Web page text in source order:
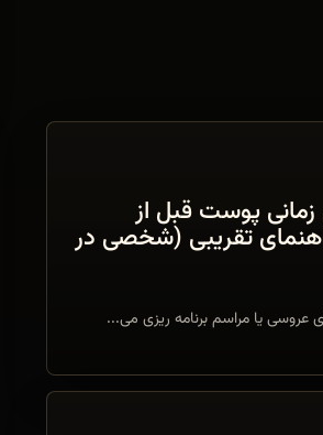
پوست قبل از
تقریبی (شخصی در
عروسی یا مراسم برنامه ریزی می...